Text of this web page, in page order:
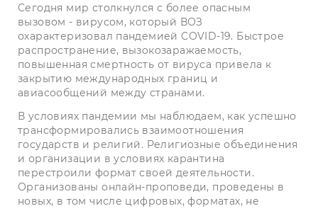
Сегодня мир столкнулся с более опасным
вызовом - вирусом, который ВОЗ
охарактеризовал пандемией COVID-19. Быстрое
распространение, вызокозаражаемость,
повышенная смертность от вируса привела к
закрытию международных границ и
авиасообщений между странами.
В условиях пандемии мы наблюдаем, как успешно
трансформировались взаимоотношения
государств и религий. Религиозные объединения
и организации в условиях карантина
перестроили формат своей деятельности.
Организованы онлайн-проповеди, проведены в
новых, в том числе цифровых, форматах, не